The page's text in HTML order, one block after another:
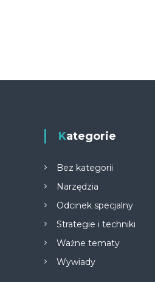
Kategorie
Bez kategorii
Narzędzia
Odcinek specjalny
Strategie i techniki
Ważne tematy
Wywiady